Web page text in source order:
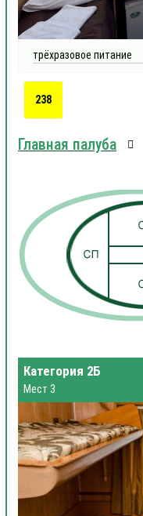
трёхразовое питание
238
Главная палуба
Категория 2Б
Мест 3